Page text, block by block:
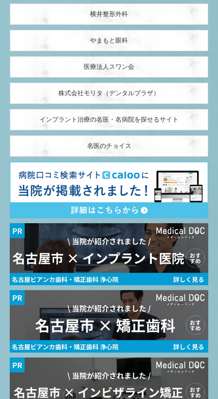
横井整形外科
やまもと眼科
医療法人スワン会
株式会社モリタ（デンタルプラザ）
インプラント治療の名医・名病院を探せるサイト
名医のチョイス